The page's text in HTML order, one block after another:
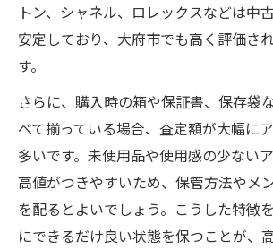
トン、シャネル、ロレックスなどは中
安定しており、大府市でも高く評価さ
す。
さらに、購入時の箱や保証書、保存袋
べて揃っている場合、査定額が大幅に
多いです。未使用品や使用感の少ない
高値がつきやすいため、保管方法やメ
を配るとよいでしょう。こうした特徴
にできるだけ良い状態を保つことが、